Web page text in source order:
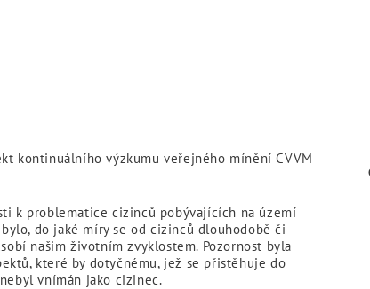
kontinuálního výzkumu veřejného mínění CVVM
k problematice cizinců pobývajících na území
do jaké míry se od cizinců dlouhodobě či
našim životním zvyklostem. Pozornost byla
které by dotyčnému, jež se přistěhuje do
vnímán jako cizinec.